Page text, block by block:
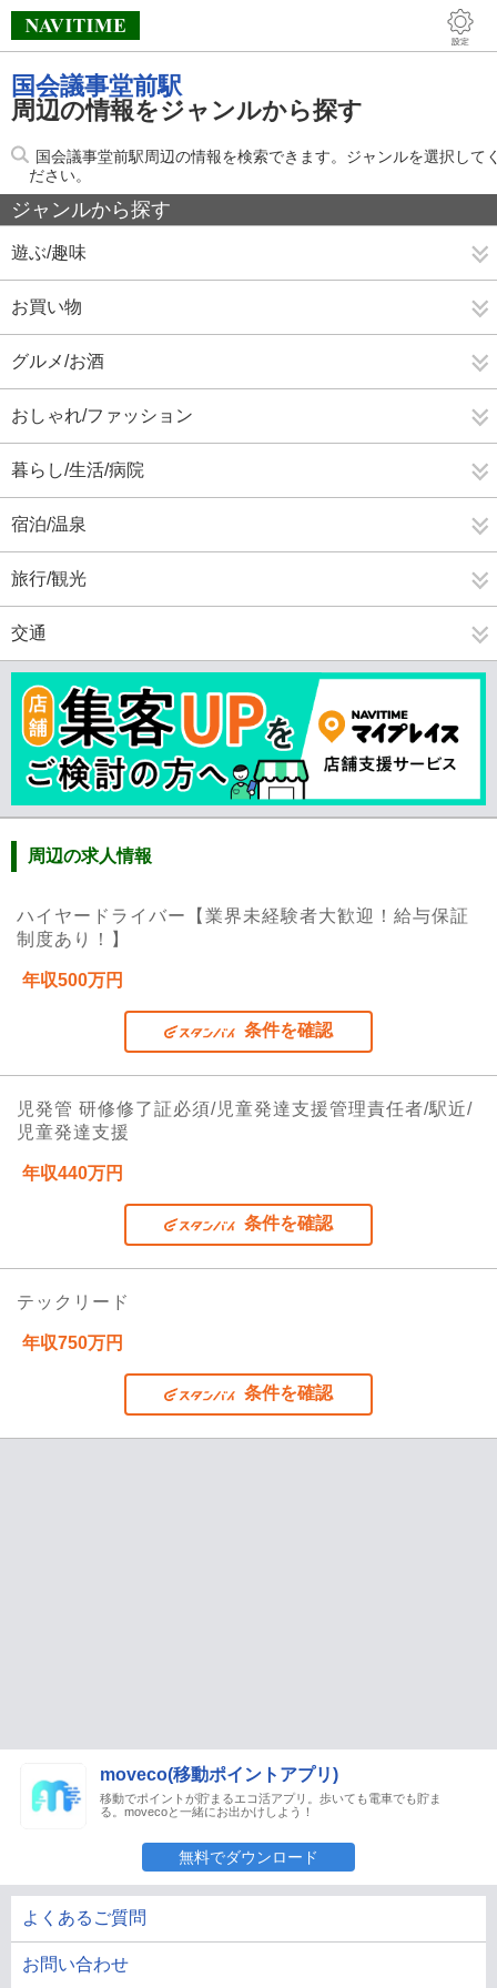
国会議事堂前駅
周辺の情報をジャンルから探す
国会議事堂前駅周辺の情報を検索できます。ジャンルを選択して
ださい。
ジャンルから探す
遊ぶ/趣味
お買い物
グルメ/お酒
おしゃれ/ファッション
暮らし/生活/病院
宿泊/温泉
旅行/観光
交通
周辺の求人情報
ハイヤードライバー【業界未経験者大歓迎！給与保証
制度あり！】
年収500万円
条件を確認
児発管 研修修了証必須/児童発達支援管理責任者/駅近/
児童発達支援
年収440万円
条件を確認
テックリード
年収750万円
条件を確認
moveco(移動ポイントアプリ)
移動でポイントが貯まるエコ活アプリ。歩いても電車でも貯ま
る。movecoと一緒にお出かけしよう！
無料でダウンロード
よくあるご質問
お問い合わせ